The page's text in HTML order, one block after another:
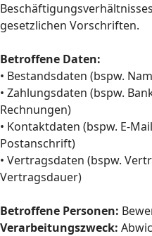
gesetzlichen Vorschriften.
Betroffene Daten:
• Bestandsdaten (bspw.
• Zahlungsdaten (bspw.
Rechnungen)
• Kontaktdaten (bspw. E-
Postanschrift)
• Vertragsdaten (bspw.
Vertragsdauer)
Betroffene Personen:
Verarbeitungszweck: